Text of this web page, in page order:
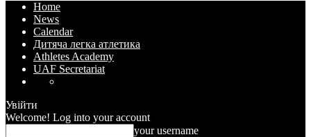
Home
News
Calendar
Дитяча легка атлетика
Athletes Academy
UAF Secretariat
Увійти
Welcome! Log into your account
your username